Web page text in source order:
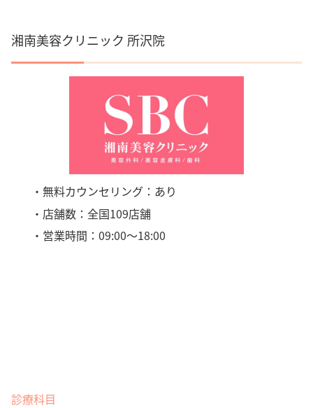
湘南美容クリニック 所沢院
・無料カウンセリング：あり
・店舗数：全国109店舗
・営業時間：09:00〜18:00
診療科目